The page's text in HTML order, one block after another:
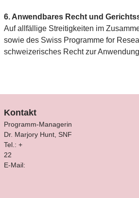
6. Anwendbares Recht und
Auf allfällige Streitigkeiten im
sowie des Swiss Programme for
schweizerisches Recht zur
Kontakt
Programm-Managerin
Dr. Marjory Hunt, SNF
Tel.: +
22
E-Mail: